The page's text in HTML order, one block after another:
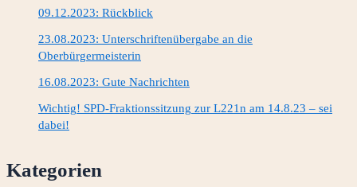
09.12.2023: Rückblick
23.08.2023: Unterschriftenübergabe an die
Oberbürgermeisterin
16.08.2023: Gute Nachrichten
Wichtig! SPD-Fraktionssitzung zur L221n am 14.8.23 – sei
dabei!
Kategorien